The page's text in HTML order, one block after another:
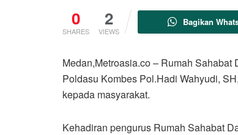
0
SHARES
2
VIEWS
Bagikan
Medan,Metroasia.co – Rumah
Poldasu Kombes Pol.Hadi Wahyudi,
kepada masyarakat.
Kehadiran pengurus Rumah Sahabat